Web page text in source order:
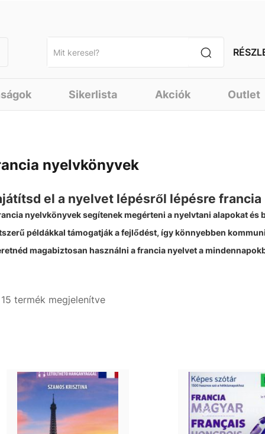
Sikerlista Akciók Outlet
nyelvkönyvek
el a nyelvet lépésről lépésre
nyelvkönyvek segítenek megérteni a nyelvtani alapokat
példákkal támogatják a fejlődést, így könnyebben
magabiztosan használni a francia nyelvet a
termék megjelenítve